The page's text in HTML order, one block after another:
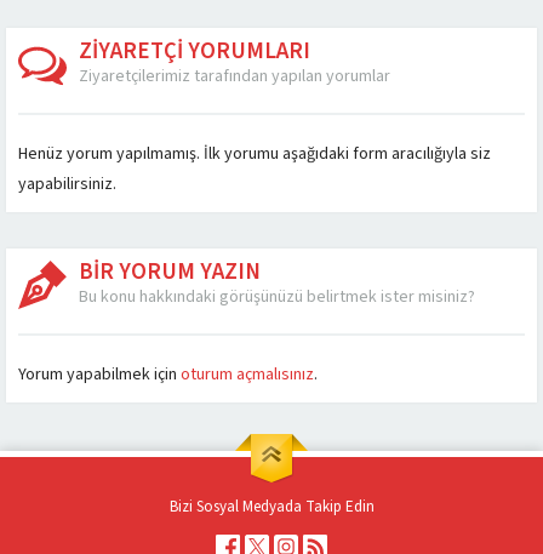
olarak kullanıldığında
yararlı olabilir, aksi...
ZİYARETÇİ YORUMLARI
Ziyaretçilerimiz tarafından yapılan yorumlar
Henüz yorum yapılmamış. İlk yorumu aşağıdaki form aracılığıyla siz
yapabilirsiniz.
BİR YORUM YAZIN
Bu konu hakkındaki görüşünüzü belirtmek ister misiniz?
Yorum yapabilmek için oturum açmalısınız.
Bizi Sosyal Medyada Takip Edin